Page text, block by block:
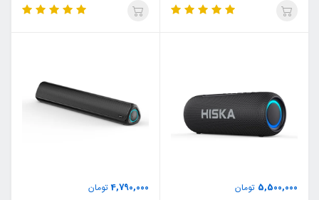
5,500,000 تومان
4,790,000تومان